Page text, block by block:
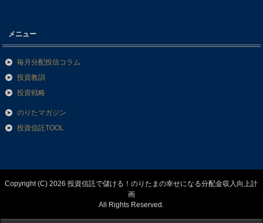
メニュー
毎月分配投信コラム
投資教訓
投資戦略
のりたマガジン
投資信託TOOL
Copyright (C) 2026 投資信託で儲ける！のりたまの幸せになる分配金収入向上計
画
All Rights Reserved.